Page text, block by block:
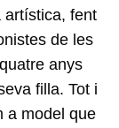
artística, fent
de les
anys
filla. Tot i
a model que